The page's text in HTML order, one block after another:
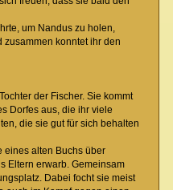
um Nandus zu holen,
zusammen konntet ihr den
der Fischer. Sie kommt
Dorfes aus, die ihr viele
die sie gut für sich behalten
eines alten Buchs über
Eltern erwarb. Gemeinsam
Dabei focht sie meist